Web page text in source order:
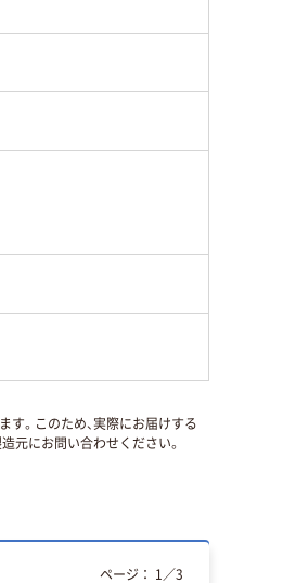
す。このため、実際にお届けする
元にお問い合わせください。
ページ： 1 ／3